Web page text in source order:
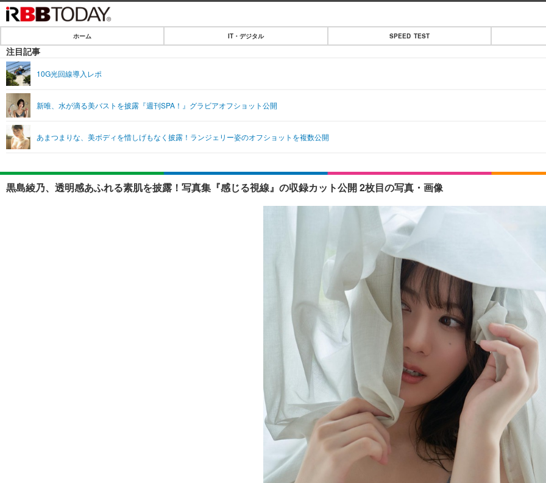
IT・デジタル
ショッピング
SPEED TEST
エンタメ
エンタメTOP
音楽
ライフ
ライフTOP
ペット
リリース一覧
ホーム IT・デジタル SPEED TEST
注目記事
10G光回線導入レポ
新唯、水が滴る美バストを披露『週刊SPA！』グラビアオフショット公開
あまつまりな、美ボディを惜しげもなく披露！ランジェリー姿のオフショットを複数公開
黒島綾乃、透明感あふれる素肌を披露！写真集『感じる視線』の収録カット公開 2枚目の写真・画像